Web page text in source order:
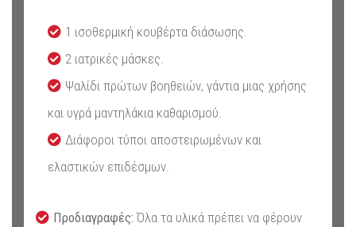
1 ισοθερμική κουβέρτα διάσωσης.
2 ιατρικές μάσκες.
Ψαλίδι πρώτων βοηθειών, γάντια μιας χρήσης
και υγρά μαντηλάκια καθαρισμού.
Διάφοροι τύποι αποστειρωμένων και
ελαστικών επιδέσμων.
Προδιαγραφές: Όλα τα υλικά πρέπει να φέρουν